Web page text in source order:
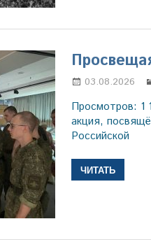
03.08.2026
Просмотров: 1
акция,
Российской
ЧИТАТЬ